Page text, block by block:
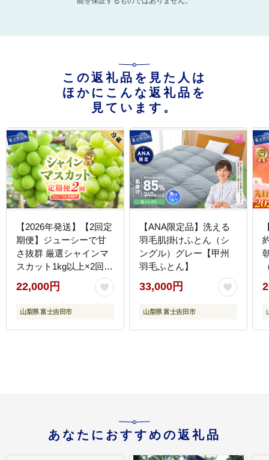
この返礼品を見た人は
ほかにこんな返礼品を
見ています。
【2026年発送】【2回定
期便】ジューシーで甘
さ抜群 厳選シャインマ
スカット1kg以上×2回配
22,000円
山梨県 富士吉田市
【ANA限定品】洗える
羽毛肌掛けふとん（シ
ングル）グレー【甲州
羽毛ふとん】
33,000円
山梨県 富士吉田市
あなたにおすすめの返礼品